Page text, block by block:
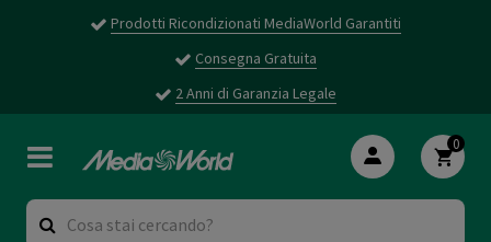
Prodotti Ricondizionati MediaWorld Garantiti
Consegna Gratuita
2 Anni di Garanzia Legale
0